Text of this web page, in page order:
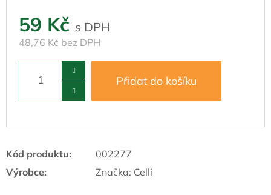
59 Kč
48,76 Kč bez DPH
Přidat do košíku
Kód produktu:
002277
Výrobce:
Značka: Celli